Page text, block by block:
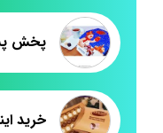
پخش
خرید